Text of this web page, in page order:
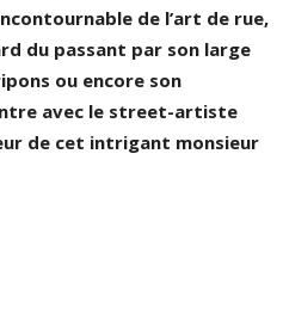
de l’art de rue,
du passant par son large
ou encore son
avec le street-artiste
de cet intrigant monsieur